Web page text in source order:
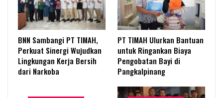
BNN Sambangi PT TIMAH,
Perkuat Sinergi Wujudkan
Lingkungan Kerja Bersih
dari Narkoba
PT TIMAH Ulurkan Bantuan
untuk Ringankan Biaya
Pengobatan Bayi di
Pangkalpinang